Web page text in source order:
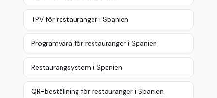
TPV för restauranger i Spanien
Programvara för restauranger i Spanien
Restaurangsystem i Spanien
QR-beställning för restauranger i Spanien